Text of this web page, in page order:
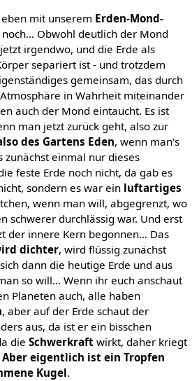
mit unserem Erden-Mond-
Obwohl deutlich der Mond
irgendwo, und die Erde als
separiert ist - und trotzdem
gemeinsam, das durch
in Wahrheit miteinander
auch der Mond eintaucht. Es ist
man jetzt zurück geht, also zur
des Gartens Eden, wenn man's
zunächst einmal nur dieses
feste Erde noch nicht, da gab es
sondern es war ein luftartiges
wenn man will, abgegrenzt, wo
schwerer durchlässig war. Und erst
der innere Kern begonnen… Das
dichter, wird flüssig zunächst
dann die heutige Erde und aus
so will… Wenn ihr euch anschaut
Planeten auch, alle haben
, aber auf der Erde schaut der
aus, da ist er ein bisschen
die Schwerkraftwirkt, daher kriegt
Aber eigentlich ist ein Tropfen
Kugel.